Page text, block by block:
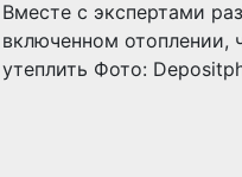
Вместе с экспертами
включенном отоплении,
утеплить Фото: